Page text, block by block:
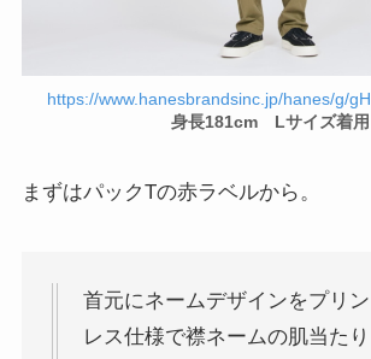
https://www.hanesbrandsinc.jp/hanes/g/
身長181cm Lサイズ着用
まずはパックTの赤ラベルから。
首元にネームデザインをプリ
レス仕様で襟ネームの肌当た